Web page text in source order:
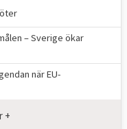
i skog
Mål 2030
för EU
– Sverige ökar
när EU-
+